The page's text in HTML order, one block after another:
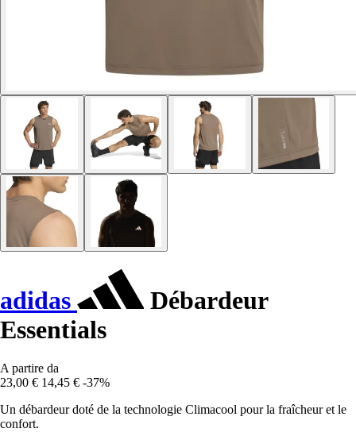
adidas
Débardeur
Essentials
A partire da
23,00 € 14,45 € -37%
Un débardeur doté de la technologie Climacool pour la fraîcheur et le
confort.